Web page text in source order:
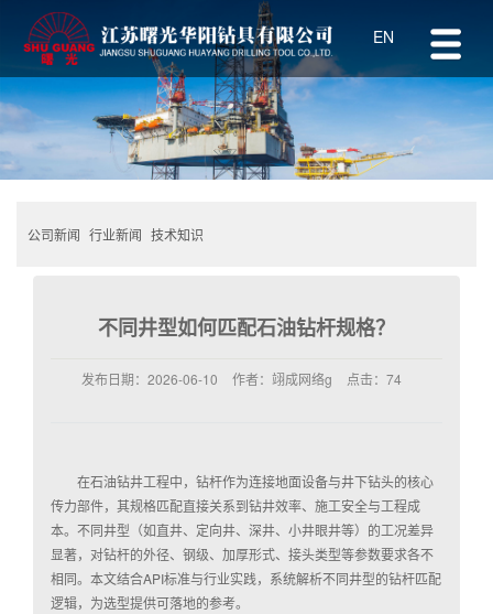
EN
公司新闻 行业新闻 技术知识
不同井型如何匹配石油钻杆规格？
发布日期： 2026-06-10 作者： 翊成网络g 点击： 74
在石油钻井工程中，钻杆作为连接地面设备与井下钻头的核心
传力部件，其规格匹配直接关系到钻井效率、施工安全与工程成
本。不同井型（如直井、定向井、深井、小井眼井等）的工况差异
显著，对钻杆的外径、钢级、加厚形式、接头类型等参数要求各不
相同。本文结合API标准与行业实践，系统解析不同井型的钻杆匹配
逻辑，为选型提供可落地的参考。